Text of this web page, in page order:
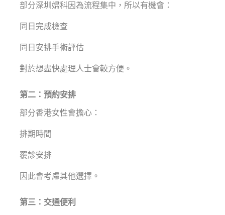
部分深圳婦科因為流程集中，所以有機會：
同日完成檢查
同日安排手術評估
對於想盡快處理人士會較方便。
第二：預約安排
部分香港女性會擔心：
排期時間
覆診安排
因此會考慮其他選擇。
第三：交通便利